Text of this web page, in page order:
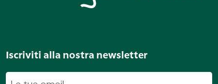
Iscriviti alla nostra newsletter